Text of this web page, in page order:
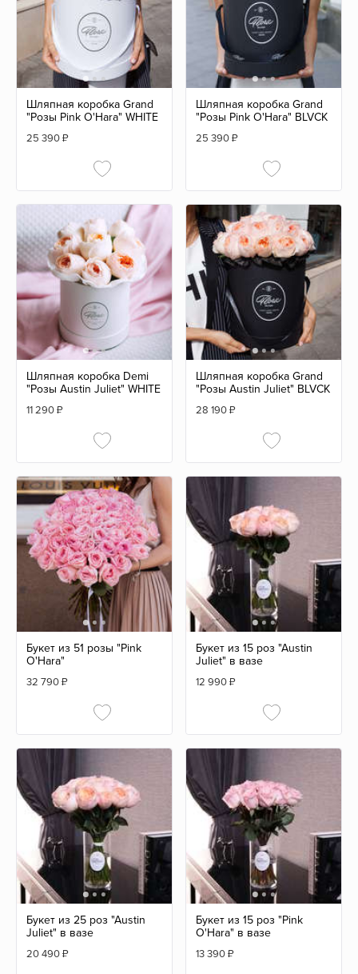
Шляпная коробка Grand
"Розы Pink O'Hara" WHITE
25 390₽
Шляпная коробка Grand
"Розы Pink O'Hara" BLVCK
25 390₽
Шляпная коробка Demi
"Розы Austin Juliet" WHITE
11 290₽
Шляпная коробка Grand
"Розы Austin Juliet" BLVCK
28 190₽
Букет из 51 розы "Pink
O'Hara"
32 790₽
Букет из 15 роз "Austin
Juliet" в вазе
12 990₽
Букет из 25 роз "Austin
Juliet" в вазе
20 490₽
Букет из 15 роз "Pink
O'Hara" в вазе
13 390₽